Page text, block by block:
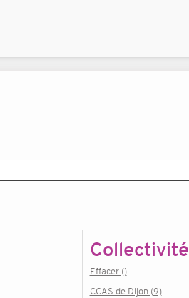
Collectivité
Effacer ()
CCAS de Dijon (9)